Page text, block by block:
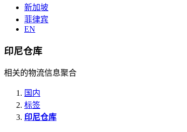
新加坡
菲律宾
EN
印尼仓库
相关的物流信息聚合
国内
标签
印尼仓库